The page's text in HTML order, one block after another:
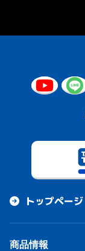
トップページ
商品情報